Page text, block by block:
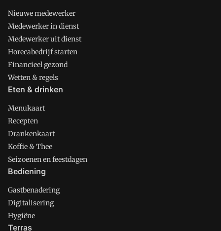
Nieuwe medewerker
Medewerker in dienst
Medewerker uit dienst
Horecabedrijf starten
Financieel gezond
Wetten & regels
Eten & drinken
Menukaart
Recepten
Drankenkaart
Koffie & Thee
Seizoenen en feestdagen
Bediening
Gastbenadering
Digitalisering
Hygiëne
Terras